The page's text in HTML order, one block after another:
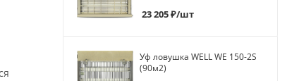
23 205₽/шт
Уф ловушка WELL WE 150-2S
(90м2)